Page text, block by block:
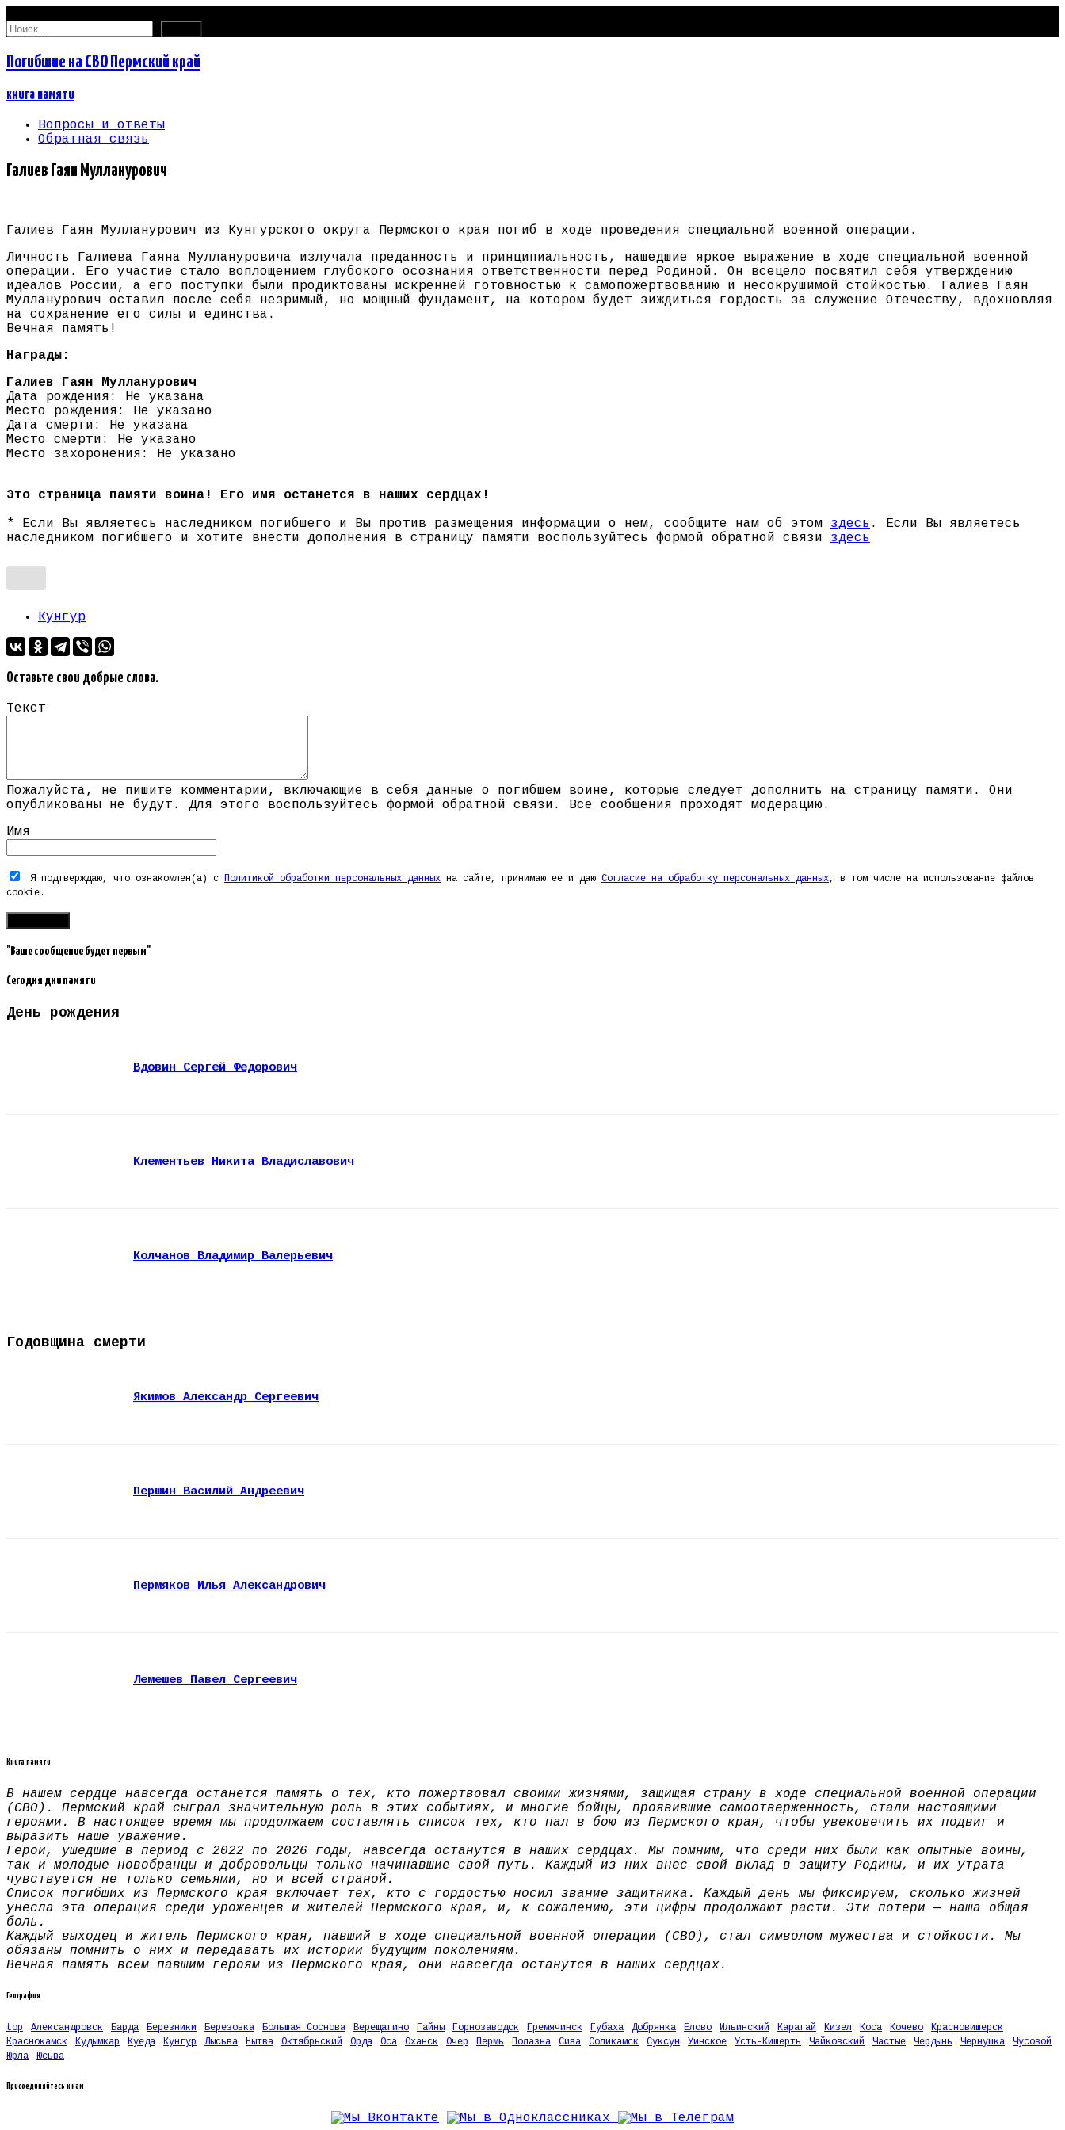
Найти:
Погибшие на СВО Пермский край
книга памяти
Вопросы и ответы
Обратная связь
Галиев Гаян Мулланурович
Галиев Гаян Мулланурович из Кунгурского округа Пермского края погиб в ходе проведения специальной военной операции.
Личность Галиева Гаяна Муллануровича излучала преданность и принципиальность, нашедшие яркое выражение в ходе специальной военной
операции. Его участие стало воплощением глубокого осознания ответственности перед Родиной. Он всецело посвятил себя утверждению
идеалов России, а его поступки были продиктованы искренней готовностью к самопожертвованию и несокрушимой стойкостью. Галиев Гаян
Мулланурович оставил после себя незримый, но мощный фундамент, на котором будет зиждиться гордость за служение Отечеству, вдохновляя
на сохранение его силы и единства.
Вечная память!
Награды:
Галиев Гаян Мулланурович
Дата рождения: Не указана
Место рождения: Не указано
Дата смерти: Не указана
Место смерти: Не указано
Место захоронения: Не указано
Это страница памяти воина! Его имя останется в наших сердцах!
* Если Вы являетесь наследником погибшего и Вы против размещения информации о нем, сообщите нам об этом здесь . Если Вы являетесь
наследником погибшего и хотите внести дополнения в страницу памяти воспользуйтесь формой обратной связи здесь
Кунгур
Оставьте свои добрые слова.
Текст
Пожалуйста, не пишите комментарии, включающие в себя данные о погибшем воине, которые следует дополнить на страницу памяти. Они
опубликованы не будут. Для этого воспользуйтесь формой обратной связи. Все сообщения проходят модерацию.
Имя
Я подтверждаю, что ознакомлен(а) с Политикой обработки персональных данных на сайте, принимаю ее и даю Согласие на обработку персональных данных, в том числе на использование файлов
cookie.
"Ваше сообщение будет первым"
Сегодня дни памяти
День рождения
Вдовин Сергей Федорович
Клементьев Никита Владиславович
Колчанов Владимир Валерьевич
Годовщина смерти
Якимов Александр Сергеевич
Першин Василий Андреевич
Пермяков Илья Александрович
Лемешев Павел Сергеевич
Книга памяти
В нашем сердце навсегда останется память о тех, кто пожертвовал своими жизнями, защищая страну в ходе специальной военной операции
(СВО). Пермский край сыграл значительную роль в этих событиях, и многие бойцы, проявившие самоотверженность, стали настоящими
героями. В настоящее время мы продолжаем составлять список тех, кто пал в бою из Пермского края, чтобы увековечить их подвиг и
выразить наше уважение.
Герои, ушедшие в период с 2022 по 2026 годы, навсегда останутся в наших сердцах. Мы помним, что среди них были как опытные воины,
так и молодые новобранцы и добровольцы только начинавшие свой путь. Каждый из них внес свой вклад в защиту Родины, и их утрата
чувствуется не только семьями, но и всей страной.
Список погибших из Пермского края включает тех, кто с гордостью носил звание защитника. Каждый день мы фиксируем, сколько жизней
унесла эта операция среди уроженцев и жителей Пермского края, и, к сожалению, эти цифры продолжают расти. Эти потери — наша общая
боль.
Каждый выходец и житель Пермского края, павший в ходе специальной военной операции (СВО), стал символом мужества и стойкости. Мы
обязаны помнить о них и передавать их истории будущим поколениям.
Вечная память всем павшим героям из Пермского края, они навсегда останутся в наших сердцах.
География
top Александровск Барда Березники Березовка Большая Соснова Верещагино Гайны Горнозаводск Гремячинск Губаха Добрянка Елово Ильинский Карагай Кизел Коса Кочево
Красновишерск
Краснокамск
Кудымкар Куеда Кунгур Лысьва Нытва Октябрьский Орда Оса Оханск Очер Пермь Полазна Сива Соликамск Суксун Уинское Усть-Кишерть Чайковский Частые Чердынь Чернушка
Чусовой
Юрла
Юсьва
Присоединяйтесь к нам